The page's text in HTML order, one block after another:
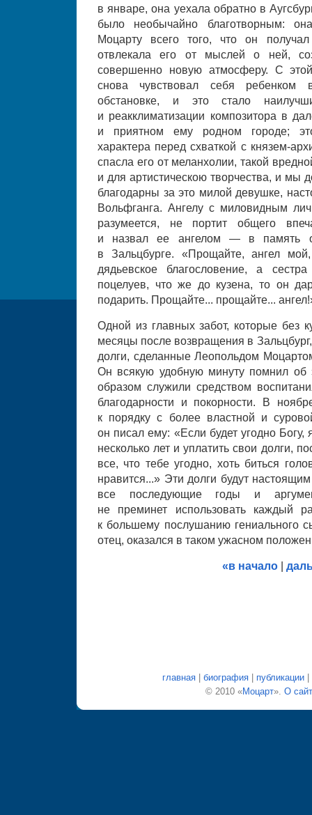
в январе, она уехала обратно в
было необычайно благотворным:
Моцарту всего того, что он
отвлекала его от мыслей о ней,
совершенно новую атмосферу. С
снова чувствовал себя ребенком
обстановке, и это стало
и реакклиматизации композитора в
и приятном ему родном городе;
характера перед схваткой с князем-
спасла его от меланхолии, такой
и для артистическою творчества, и мы
благодарны за это милой девушке,
Вольфганга. Ангелу с миловидным
разумеется, не портит общего
и назвал ее ангелом — в память о
в Зальцбурге. «Прощайте, ангел
дядьевское благословение, а
поцелуев, что же до кузена, то он
подарить. Прощайте... прощайте...
Одной из главных забот, которые без
месяцы после возвращения в
долги, сделанные Леопольдом
Он всякую удобную минуту помнил об
образом служили средством
благодарности и покорности. В
к порядку с более властной и
он писал ему: «Если будет угодно
несколько лет и уплатить свои долги,
все, что тебе угодно, хоть биться
нравится...» Эти долги будут
все последующие годы и
не преминет использовать каждый
к большему послушанию гениального
отец, оказался в таком ужасном
«в начало |
главная| биография| публикации|
© 2010 «Моцарт». О